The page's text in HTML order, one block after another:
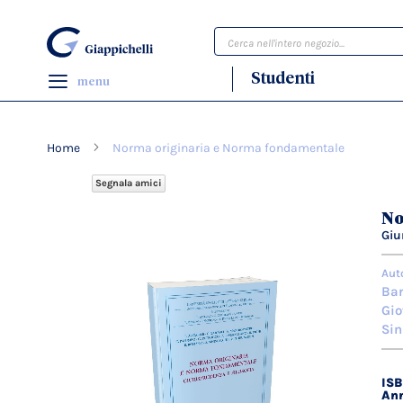
Cerca
menu Studenti
Home Norma originaria e Norma fondamentale
Segnala amici